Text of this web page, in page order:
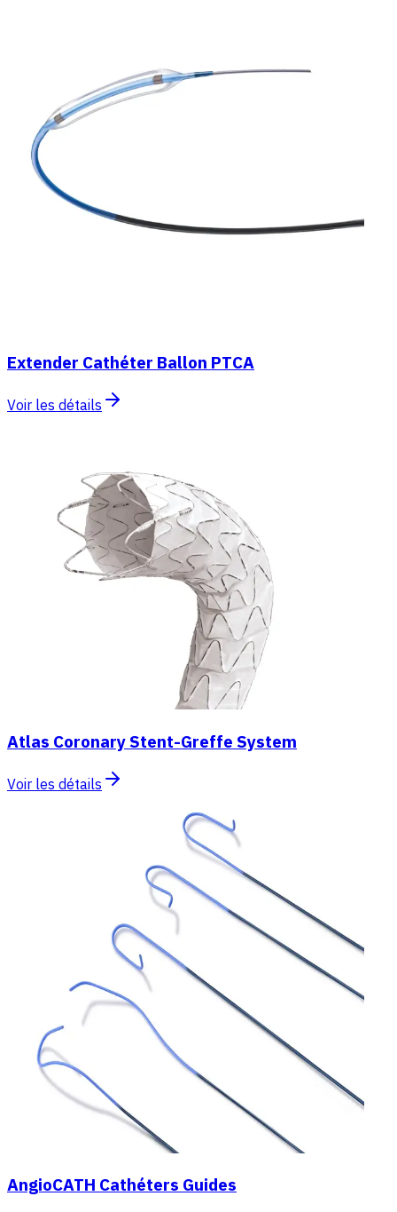
Extender Cathéter Ballon PTCA
Voir les détails
Atlas Coronary Stent-Greffe System
Voir les détails
AngioCATH Cathéters Guides